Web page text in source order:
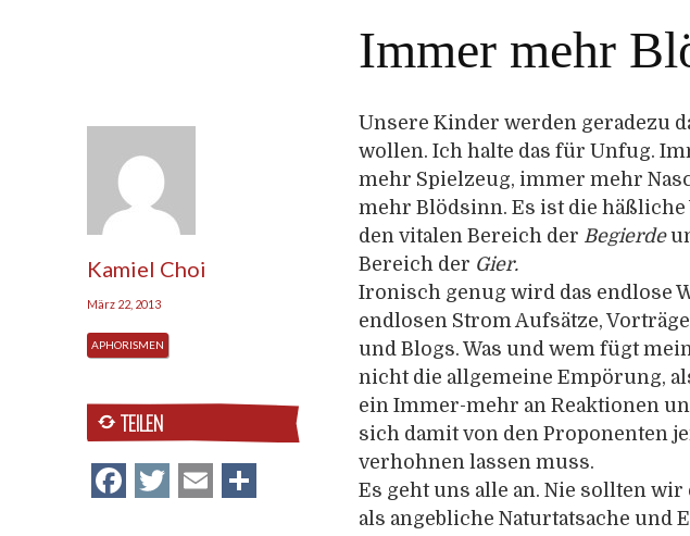
Immer mehr
Kamiel Choi
März 22, 2013
APHORISMEN
TEILEN
Facebook
Twitter
Email
Unsere Kinder werden geradezu
wollen. Ich halte das für Unfug.
mehr Spielzeug, immer mehr
mehr Blödsinn. Es ist die
den vitalen Bereich der Begierde
Bereich der Gier.
Ironisch genug wird das endlose
endlosen Strom Aufsätze,
und Blogs. Was und wem fügt
nicht die allgemeine Empörung,
ein Immer-mehr an Reaktionen
sich damit von den Proponenten
verhohnen lassen muss.
Es geht uns alle an. Nie sollten
als angebliche Naturtatsache und